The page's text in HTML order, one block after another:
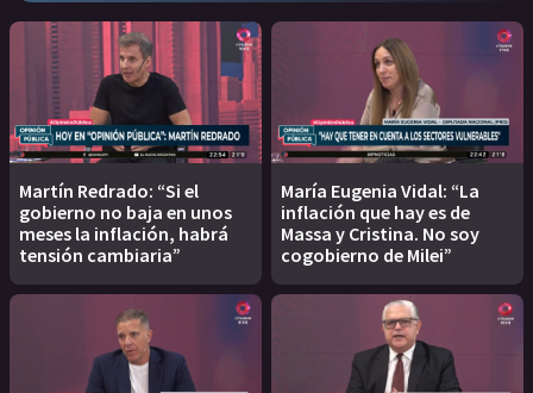
Martín Redrado: “Si el
gobierno no baja en unos
meses la inflación, habrá
tensión cambiaria”
María Eugenia Vidal: “La
inflación que hay es de
Massa y Cristina. No soy
cogobierno de Milei”